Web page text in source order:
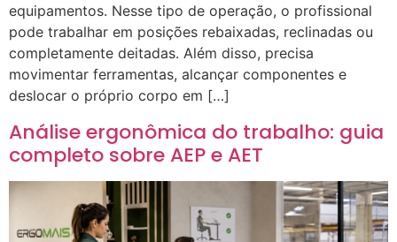
equipamentos. Nesse tipo de operação, o profissional
pode trabalhar em posições rebaixadas, reclinadas ou
completamente deitadas. Além disso, precisa
movimentar ferramentas, alcançar componentes e
deslocar o próprio corpo em […]
Análise ergonômica do trabalho: guia
completo sobre AEP e AET